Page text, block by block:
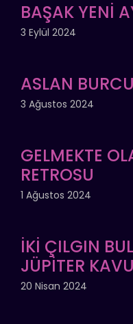
BAŞAK YENİ
3 Eylül 2024
ASLAN
3 Ağustos 2024
GELMEKTE
RETROSU
1 Ağustos 2024
İKİ ÇILGIN
JÜPİTER
20 Nisan 2024